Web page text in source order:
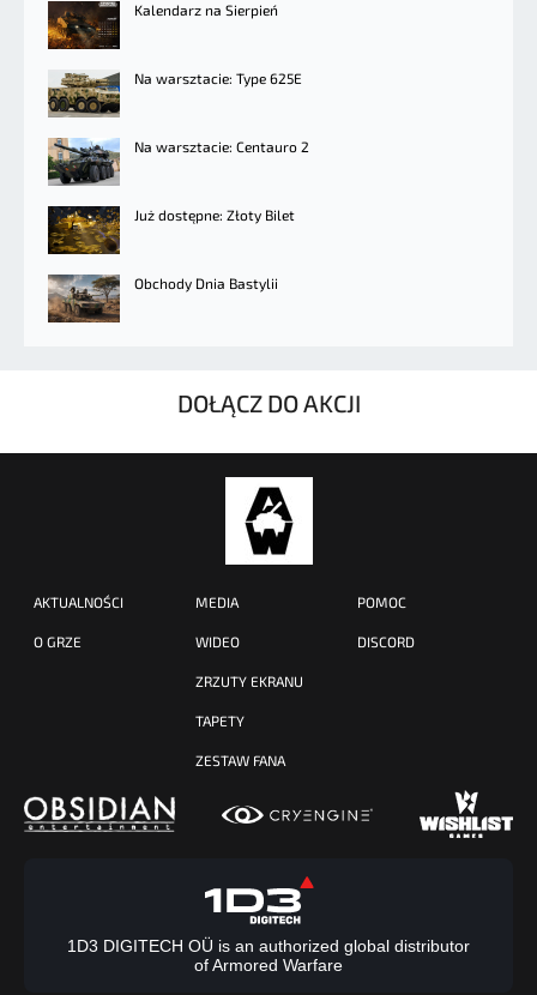
Kalendarz na Sierpień
Na warsztacie: Type 625E
Na warsztacie: Centauro 2
Już dostępne: Złoty Bilet
Obchody Dnia Bastylii
DOŁĄCZ DO AKCJI
AKTUALNOŚCI
O GRZE
MEDIA
WIDEO
ZRZUTY EKRANU
TAPETY
ZESTAW FANA
POMOC
DISCORD
1D3 DIGITECH OÜ is an authorized global distributor
of Armored Warfare